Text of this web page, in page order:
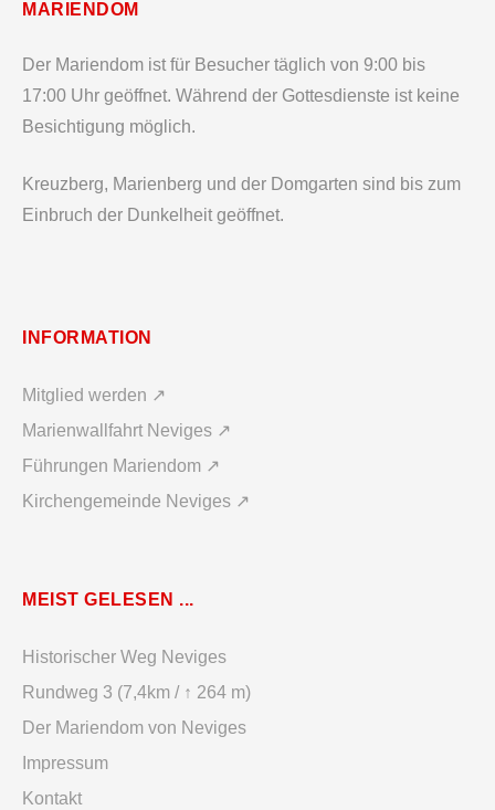
MARIENDOM
Der Mariendom ist für Besucher täglich von 9:00 bis
17:00 Uhr geöffnet. Während der Gottesdienste ist keine
Besichtigung möglich.
Kreuzberg, Marienberg und der Domgarten sind bis zum
Einbruch der Dunkelheit geöffnet.
INFORMATION
Mitglied werden ↗
Marienwallfahrt Neviges ↗
Führungen Mariendom ↗
Kirchengemeinde Neviges ↗
MEIST GELESEN ...
Historischer Weg Neviges
Rundweg 3 (7,4km / ↑ 264 m)
Der Mariendom von Neviges
Impressum
Kontakt